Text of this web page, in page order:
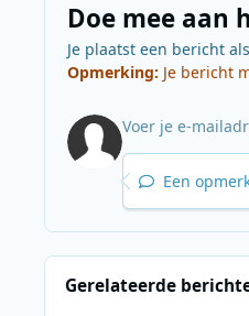
Doe mee aan
Je plaatst een bericht
Opmerking: Je bericht
Een
Gerelateerde